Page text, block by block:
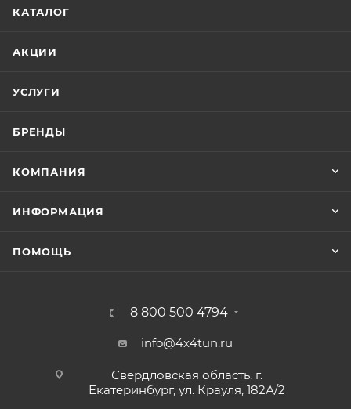
КАТАЛОГ
АКЦИИ
УСЛУГИ
БРЕНДЫ
КОМПАНИЯ
ИНФОРМАЦИЯ
ПОМОЩЬ
8 800 500 4794
info@4x4tun.ru
Свердловская область, г.
Екатеринбург, ул. Крауля, 182А/2